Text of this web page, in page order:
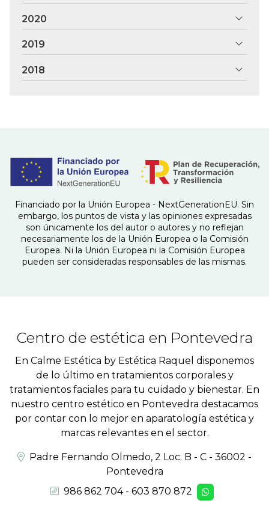
2020
2019
2018
Financiado por la Unión Europea - NextGenerationEU. Sin
embargo, los puntos de vista y las opiniones expresadas
son únicamente los del autor o autores y no reflejan
necesariamente los de la Unión Europea o la Comisión
Europea. Ni la Unión Europea ni la Comisión Europea
pueden ser consideradas responsables de las mismas.
Centro de estética en Pontevedra
En Calme Estética by Estética Raquel disponemos
de lo último en tratamientos corporales y
tratamientos faciales para tu cuidado y bienestar. En
nuestro centro estético en Pontevedra destacamos
por contar con lo mejor en aparatología estética y
marcas relevantes en el sector.
Padre Fernando Olmedo, 2 Loc. B - C - 36002 -
Pontevedra
986 862 704- 603 870 872